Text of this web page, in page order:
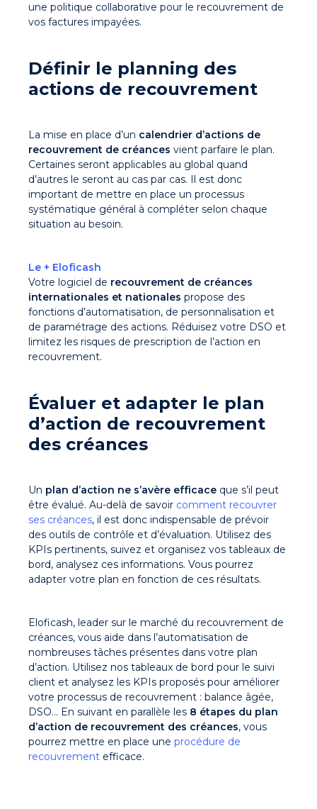
une politique collaborative pour le recouvrement de
vos factures impayées.
Définir le planning des
actions de recouvrement
La mise en place d’un calendrier d’actions de
recouvrement de créances vient parfaire le plan.
Certaines seront applicables au global quand
d’autres le seront au cas par cas. Il est donc
important de mettre en place un processus
systématique général à compléter selon chaque
situation au besoin.
Le + Eloficash
Votre logiciel de recouvrement de créances
internationales et nationales propose des
fonctions d’automatisation, de personnalisation et
de paramétrage des actions. Réduisez votre DSO et
limitez les risques de prescription de l’action en
recouvrement.
Évaluer et adapter le plan
d’action de recouvrement
des créances
Un plan d’action ne s’avère efficace que s’il peut
être évalué. Au-delà de savoir comment recouvrer
ses créances, il est donc indispensable de prévoir
des outils de contrôle et d’évaluation. Utilisez des
KPIs pertinents, suivez et organisez vos tableaux de
bord, analysez ces informations. Vous pourrez
adapter votre plan en fonction de ces résultats.
Eloficash, leader sur le marché du recouvrement de
créances, vous aide dans l’automatisation de
nombreuses tâches présentes dans votre plan
d’action. Utilisez nos tableaux de bord pour le suivi
client et analysez les KPIs proposés pour améliorer
votre processus de recouvrement : balance âgée,
DSO… En suivant en parallèle les 8 étapes du plan
d’action de recouvrement des créances, vous
pourrez mettre en place une procédure de
recouvrement efficace.